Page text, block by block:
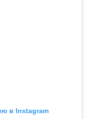
в Instagram